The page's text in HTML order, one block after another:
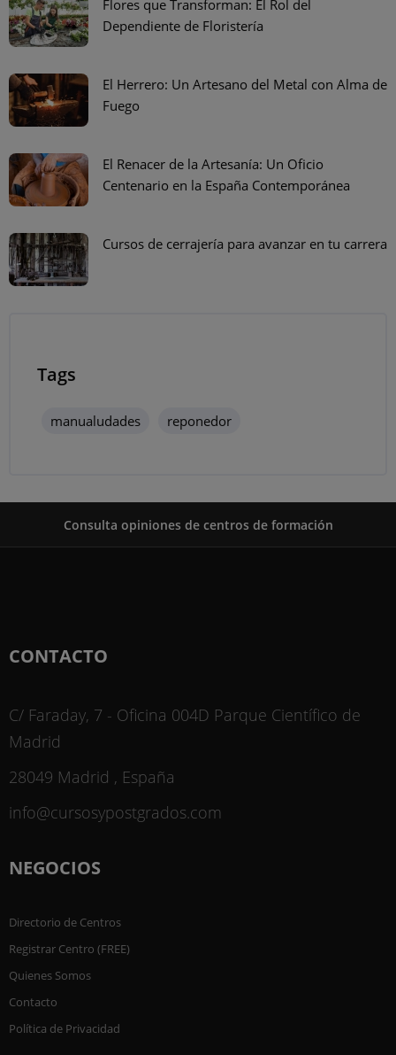
Flores que Transforman: El Rol del
Dependiente de Floristería
El Herrero: Un Artesano del Metal con Alma de
Fuego
El Renacer de la Artesanía: Un Oficio
Centenario en la España Contemporánea
Cursos de cerrajería para avanzar en tu carrera
Tags
manualudades reponedor
Consulta opiniones de centros de formación
CONTACTO
C/ Faraday, 7 - Oficina 004D Parque Científico de
Madrid
28049 Madrid , España
info@cursosypostgrados.com
NEGOCIOS
Directorio de Centros
Registrar Centro (FREE)
Quienes Somos
Contacto
Política de Privacidad